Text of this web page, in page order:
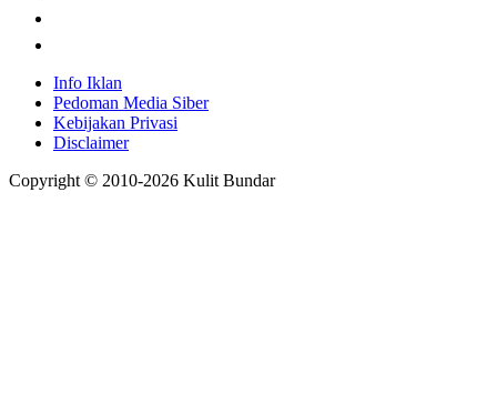
Info Iklan
Pedoman Media Siber
Kebijakan Privasi
Disclaimer
Copyright © 2010-2026 Kulit Bundar